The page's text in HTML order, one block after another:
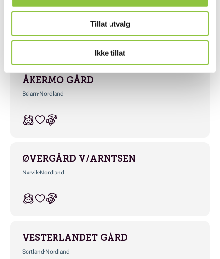
Tillat utvalg
Ikke tillat
Andre lignende gårder
ÅKERMO GÅRD
BeiarnNordland
ØVERGÅRD V/ARNTSEN
NarvikNordland
VESTERLANDET GÅRD
SortlandNordland